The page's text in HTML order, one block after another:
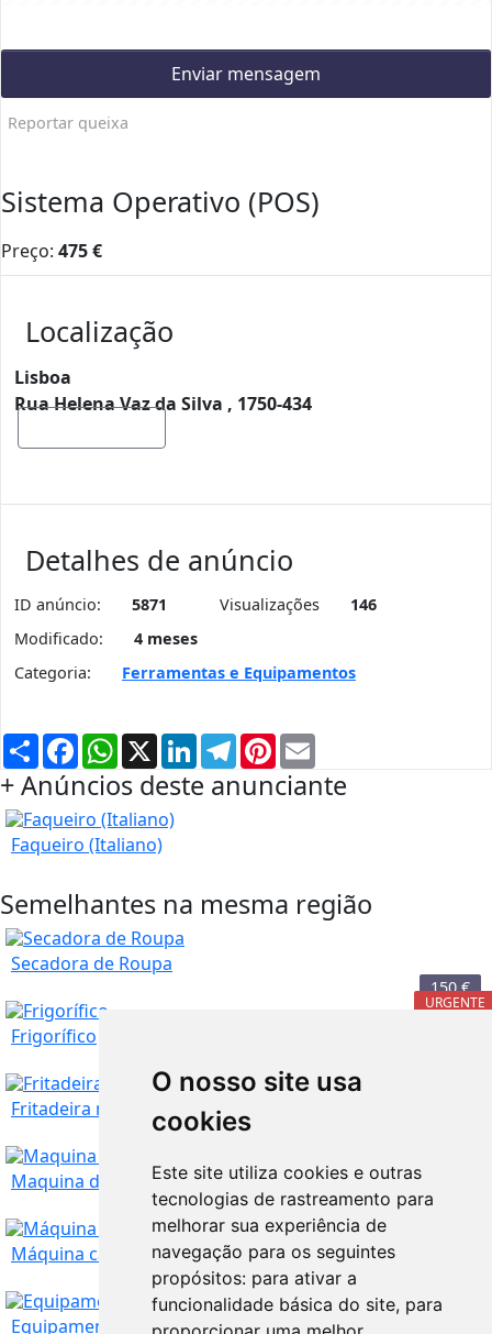
O nosso site usa
cookies
Este site utiliza cookies e outras
tecnologias de rastreamento para
melhorar sua experiência de
navegação para os seguintes
propósitos: para ativar a
funcionalidade básica do site, para
Enviar mensagem
Reportar queixa
Sistema Operativo (POS)
Preço: 475€
Localização
Lisboa
Rua Helena Vaz da Silva , 1750-434
Detalhes de anúncio
ID anúncio: 5871 Visualizações
146
Modificado:
4 meses
Categoria:
Ferramentas e Equipamentos
PartilharFacebookWhatsApp
X LinkedInTelegram
Pinterest
+ Anúncios deste anunciante
Faqueiro (Italiano)
150 €
Semelhantes na mesma região
Secadora de Roupa
Frigorífico
URGENTE
Lisboa
Fritadeira moulinex
Maquina de lavar loiça
Lisboa
Máquina café Expresso
Equipamentos para venda